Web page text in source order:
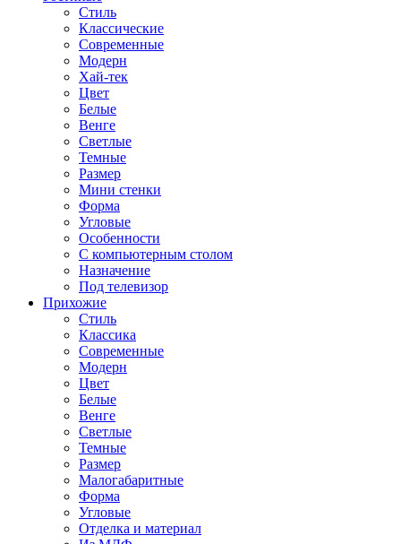
Стиль
Классические
Современные
Модерн
Хай-тек
Цвет
Белые
Венге
Светлые
Темные
Размер
Мини стенки
Форма
Угловые
Особенности
С компьютерным столом
Назначение
Под телевизор
Прихожие
Стиль
Классика
Современные
Модерн
Цвет
Белые
Венге
Светлые
Темные
Размер
Малогабаритные
Форма
Угловые
Отделка и материал